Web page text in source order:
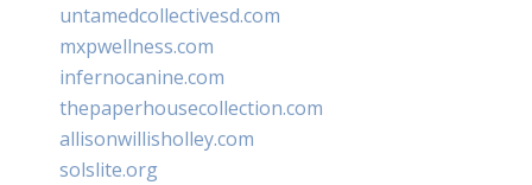
untamedcollectivesd.com
mxpwellness.com
infernocanine.com
thepaperhousecollection.com
allisonwillisholley.com
solslite.org